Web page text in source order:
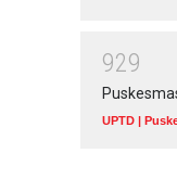
929
UPTD |